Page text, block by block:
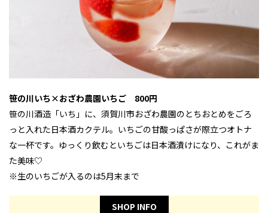
笹の川いち×おざわ農園いちご 800円
笹の川酒造「いち」に、須賀川市おざわ農園のとちおとめをごろ
っと入れた日本酒カクテル。いちごの甘酸っぱさが際立つオトナ
な一杯です。ゆっくり飲むといちごは日本酒漬けになり、これがま
た美味♡
※生のいちごが入るのは5月末まで
SHOP INFO